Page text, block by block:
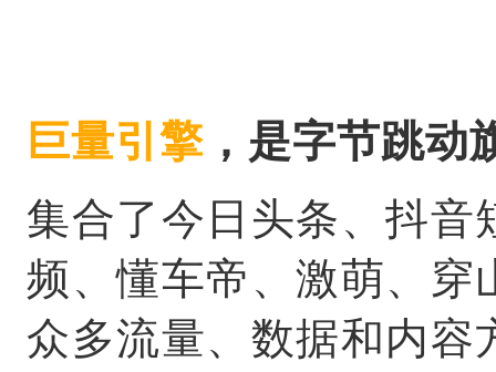
巨量引擎 ，是字节跳
集合了今日头条、抖音
频、懂车帝、激萌、穿
众多流量、数据和内容